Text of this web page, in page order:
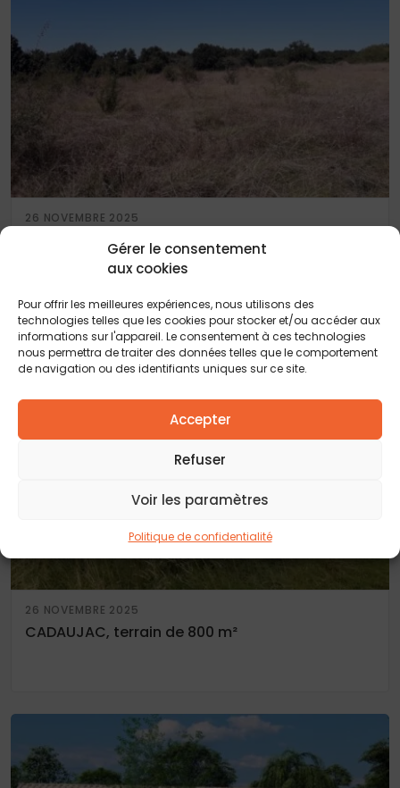
Gérer le consentement
aux cookies
Pour offrir les meilleures expériences, nous utilisons des
technologies telles que les cookies pour stocker et/ou accéder aux
informations sur l'appareil. Le consentement à ces technologies
nous permettra de traiter des données telles que le comportement
de navigation ou des identifiants uniques sur ce site.
Accepter
Refuser
Voir les paramètres
Politique de confidentialité
26 NOVEMBRE 2025
CADAUJAC, terrain de 500 m²
26 NOVEMBRE 2025
CADAUJAC, terrain de 800 m²